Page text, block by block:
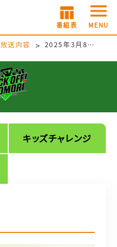
番組表 MENU
放送内容 2025年3月8日放送
キッズチャレンジ